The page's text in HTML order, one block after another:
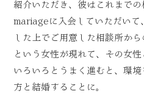
紹介いただき、彼はこれまで
mariageに入会していただいて
した上でご用意した相談所か
という女性が現れて、その女性
いろいろとうまく進むと、環
方と結婚することに。